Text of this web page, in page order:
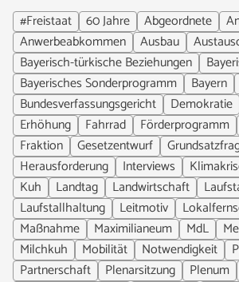
#Freistaat
60 Jahre Abgeordnete
Anwerbeabkommen
Ausbau
Bayerisch-türkische Beziehungen
Bayerisches Sonderprogramm
Bayern
Bundesverfassungsgericht
Demokratie
Erhöhung
Fahrrad Förderprogramm
Fraktion
Gesetzentwurf
Herausforderung
Interviews
Kuh
Landtag Landwirtschaft
Laufstallhaltung
Leitmotiv
Maßnahme
Maximilianeum MdL
Milchkuh
Mobilität Notwendigkeit
Partnerschaft
Plenarsitzung Plenum